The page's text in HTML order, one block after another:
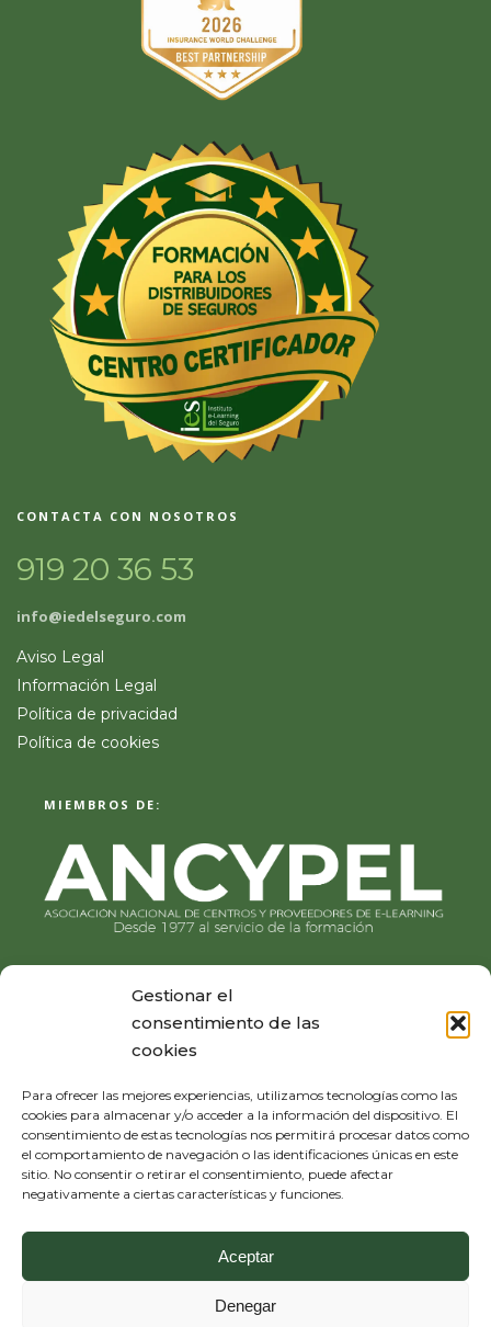
Gestionar el
consentimiento de las
cookies
Para ofrecer las mejores experiencias, utilizamos tecnologías como las
cookies para almacenar y/o acceder a la información del dispositivo. El
consentimiento de estas tecnologías nos permitirá procesar datos como
el comportamiento de navegación o las identificaciones únicas en este
sitio. No consentir o retirar el consentimiento, puede afectar
negativamente a ciertas características y funciones.
Aceptar
Denegar
CONTACTA CON NOSOTROS
919 20 36 53
info@iedelseguro.com
Aviso Legal
Información Legal
Política de privacidad
Política de cookies
MIEMBROS DE: